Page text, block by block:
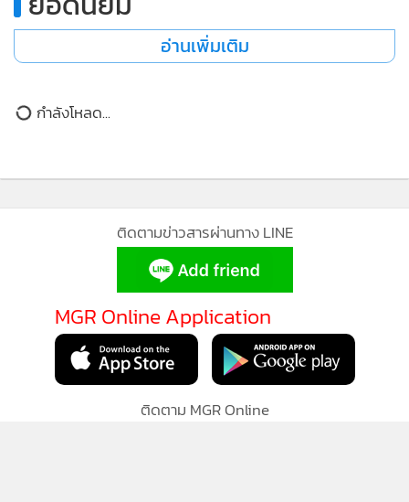
อ่านเพิ่มเติม
กำลังโหลด...
MGR Online ใช้คุกกี้ (Cookies)
ส่วนบุคคล
รับทราบ